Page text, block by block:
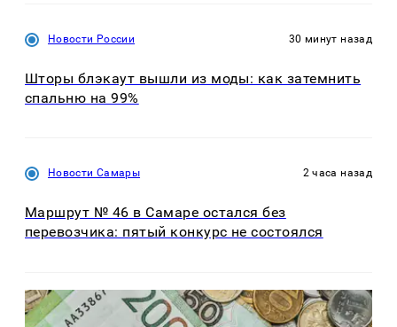
Новости России 30 минут назад
Шторы блэкаут вышли из моды: как затемнить
спальню на 99%
Новости Самары 2 часа назад
Маршрут № 46 в Самаре остался без
перевозчика: пятый конкурс не состоялся